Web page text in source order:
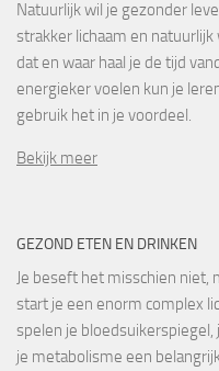
Natuurlijk wil je gezonder
strakker lichaam en
dat en waar haal je de tijd
energieker voelen kun je
gebruik het in je voordeel.
Bekijk meer
GEZOND ETEN EN DRINKEN
Je beseft het misschien niet,
start je een enorm complex
spelen je
je metabolisme een